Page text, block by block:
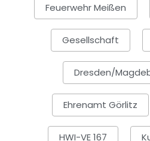
Feuerwehr Meißen
Gesellschaft
Dresden/
Ehrenamt Görlitz
HWI-VE 167